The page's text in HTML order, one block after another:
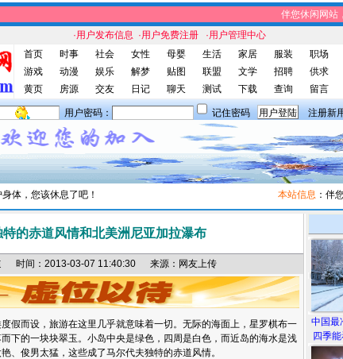
伴您休闲网站，
·用户发布信息 ·用户免费注册 ·用户管理中心
首页
时事 社会 女性 母婴 生活 家居 服装 职场
游戏
动漫 娱乐 解梦 贴图 联盟 文学 招聘 供求
黄页
房源 交友 日记 聊天 测试 下载 查询 留言
用户密码： 记住密码 注册新
体，您该休息了吧！ 本站信息：伴您休
的赤道风情和北美洲尼亚加拉瀑布
时间：2013-03-07 11:40:30 来源：网友上传
假而设，旅游在这里几乎就意味着一切。无际的海面上，星罗棋布一
下的一块块翠玉。小岛中央是绿色，四周是白色，而近岛的海水是浅
、俊男太猛，这些成了马尔代夫独特的赤道风情。
中国最
四季